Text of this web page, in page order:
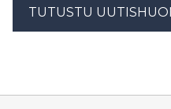
TUTUSTU